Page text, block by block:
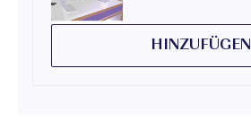
HINZUFÜGEN